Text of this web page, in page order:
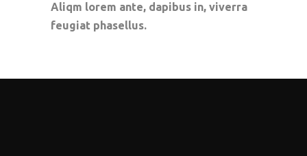
Aliqm lorem ante, dapibus in, viverra
feugiat phasellus.